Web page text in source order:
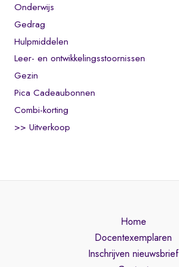
Onderwijs
Gedrag
Hulpmiddelen
Leer- en ontwikkelingsstoornissen
Gezin
Pica Cadeaubonnen
Combi-korting
>> Uitverkoop
Home
Docentexemplaren
Inschrijven nieuwsbrief